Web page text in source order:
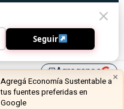
library_addAgreganos ×
Agregá Economía Sustentable a
tus fuentes preferidas en
Google
Seguir